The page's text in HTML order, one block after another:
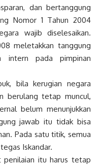
dan bertanggung
Nomor 1 Tahun 2004
wajib diselesaikan.
meletakkan tanggung
intern pada pimpinan
bila kerugian negara
berulang tetap muncul,
belum menunjukkan
jawab itu tidak bisa
Pada satu titik, semua
Iskandar.
penilaian itu harus tetap